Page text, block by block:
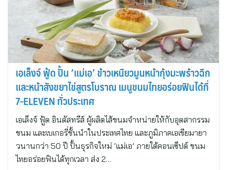
เอเล็งจ์ ฟู้ด ปั้น ‘แม่เอ’ ข้าวเหนียวมูนหน้ากุ้งมะพร้าวฉีก
และหน้าสังขยาไข่สูตรโบราณ เมนูขนมไทยอร่อยฟินได้ที่
7-ELEVEN ทั่วประเทศ
เอเล็งจ์ ฟู้ด อินดัสทรีส์ ผู้ผลิตไส้ขนมจำหน่ายให้กับอุตสากรรม
ขนม และเบเกอรี่ชั้นนำในประเทศไทย และภูมิภาคเอเชียมายา
วนานกว่า 50 ปี ปั้นธุรกิจใหม่ ‘แม่เอ’ ภายใต้คอนเซ็ปต์ ขนม
ไทยอร่อยฟินได้ทุกเวลา ส่ง 2…